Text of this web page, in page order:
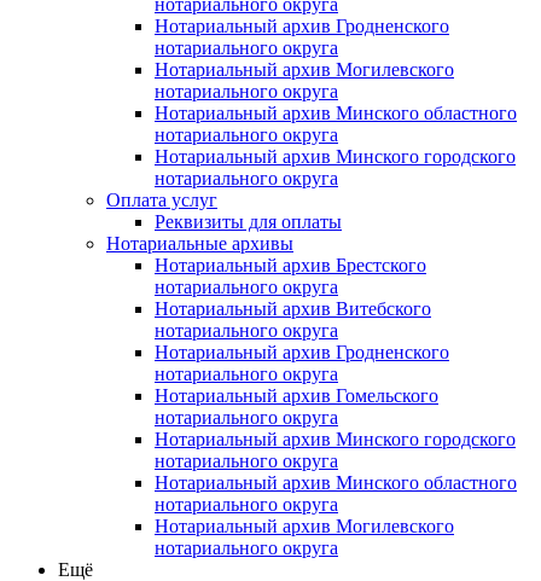
Нотариальный архив Гродненского
нотариального округа
Нотариальный архив Могилевского
нотариального округа
Нотариальный архив Минского областного
нотариального округа
Нотариальный архив Минского городского
нотариального округа
Оплата услуг
Реквизиты для оплаты
Нотариальные архивы
Нотариальный архив Брестского
нотариального округа
Нотариальный архив Витебского
нотариального округа
Нотариальный архив Гродненского
нотариального округа
Нотариальный архив Гомельского
нотариального округа
Нотариальный архив Минского городского
нотариального округа
Нотариальный архив Минского областного
нотариального округа
Нотариальный архив Могилевского
нотариального округа
Ещё